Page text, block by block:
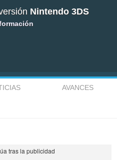
Nintendo 3DS
AVANCES